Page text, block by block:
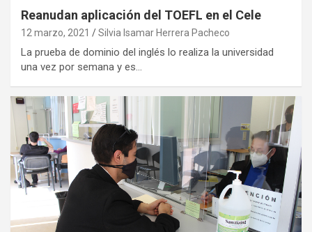
Reanudan aplicación del TOEFL en el Cele
12 marzo, 2021 Silvia Isamar Herrera Pacheco
La prueba de dominio del inglés lo realiza la universidad
una vez por semana y es…